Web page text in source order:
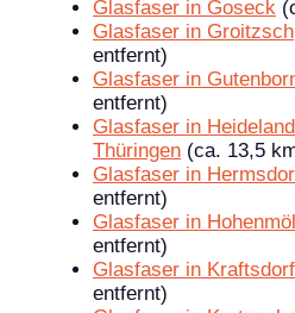
Glasfaser in Goseck
Glasfaser in Groitzsch
entfernt)
Glasfaser in
entfernt)
Glasfaser in
Thüringen (ca. 13,5
Glasfaser in
entfernt)
Glasfaser in
entfernt)
Glasfaser in Kraftsdorf
entfernt)